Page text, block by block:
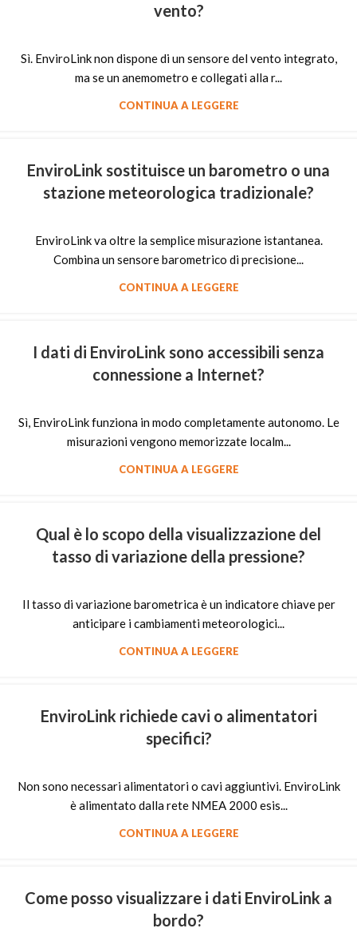
vento?
Sì. EnviroLink non dispone di un sensore del vento integrato,
ma se un anemometro e collegati alla r...
CONTINUA A LEGGERE
EnviroLink sostituisce un barometro o una
stazione meteorologica tradizionale?
EnviroLink va oltre la semplice misurazione istantanea.
Combina un sensore barometrico di precisione...
CONTINUA A LEGGERE
I dati di EnviroLink sono accessibili senza
connessione a Internet?
Sì, EnviroLink funziona in modo completamente autonomo. Le
misurazioni vengono memorizzate localm...
CONTINUA A LEGGERE
Qual è lo scopo della visualizzazione del
tasso di variazione della pressione?
Il tasso di variazione barometrica è un indicatore chiave per
anticipare i cambiamenti meteorologici...
CONTINUA A LEGGERE
EnviroLink richiede cavi o alimentatori
specifici?
Non sono necessari alimentatori o cavi aggiuntivi. EnviroLink
è alimentato dalla rete NMEA 2000 esis...
CONTINUA A LEGGERE
Come posso visualizzare i dati EnviroLink a
bordo?